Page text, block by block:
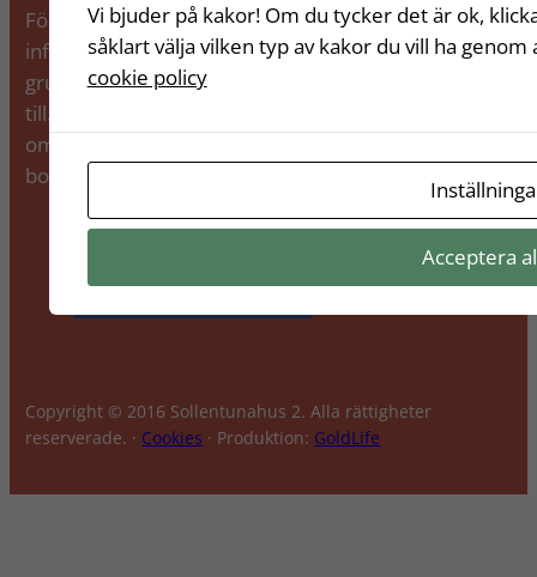
Förutom denna hemsida, där du hittar all
information om föreningen, finns den även en
grupp på Facebook som alla medlemmar välkomnas
till. Där kan du själv lägga upp och läsa andras poster
om t ex köpes/säljes och tips, efterlysningar av
borttappade saker.
Copyright © 2016 Sollentunahus 2. Alla rättigheter
reserverade. · Cookies · Produktion: GoldLife
Vi bjuder på kakor! Om du tycker det är ok,
såklart välja vilken typ av kakor du vill ha
cookie policy
Acceptera